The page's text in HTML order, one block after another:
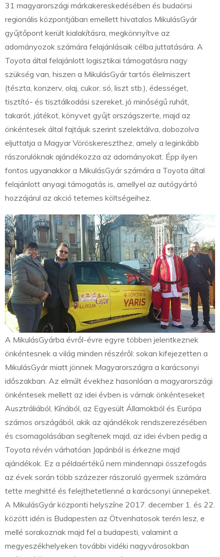
31 magyarországi márkakereskedésében és budaörsi
regionális központjában emellett hivatalos MikulásGyár
gyűjtőpont került kialakításra, megkönnyítve az
adományozok számára felajánlásaik célba juttatására. A
Toyota által felajánlott logisztikai támogatásra nagy
szükség van, hiszen a MikulásGyár tartós élelmiszert
(tészta, konzerv, olaj, cukor, só, liszt stb.), édességet,
tisztító- és tisztálkodási szereket, jó minőségű ruhát,
takarót, játékot, könyvet gyűjt országszerte, majd az
önkéntesek által fajtájuk szerint szelektálva, dobozolva
eljuttatja a Magyar Vöröskereszthez, amely a leginkább
rászorulóknak ajándékozza az adományokat. Épp ilyen
fontos ugyanakkor a MikulásGyár számára a Toyota által
felajánlott anyagi támogatás is, amellyel az autógyártó
hozzájárul az akció tetemes költségeihez.
A MikulásGyárba évről-évre egyre többen jelentkeznek
önkéntesnek a világ minden részéről: sokan kifejezetten a
MikulásGyár miatt jönnek Magyarországra a karácsonyi
időszakban. Az elmúlt évekhez hasonlóan a magyarországi
önkéntesek mellett az idei évben is várnak önkénteseket
Ausztráliából, Kínából, az Egyesült Államokból és Európa
számos országából, akik az ajándékok rendszerezésében
és csomagolásában segítenek majd, az idei évben pedig a
Toyota révén várhatóan Japánból is érkezne majd
ajándékok. Ez a példaértékű nem mindennapi összefogás
az évek során több százezer rászoruló gyermek számára
tette meghitté és felejthetetlenné a karácsonyi ünnepeket.
A MikulásGyár központi helyszíne 2017. december 1. és 22.
között idén is Budapesten az Ötvenhatosok terén lesz, e
mellé sorakoznak majd fel a budapesti, valamint a
megyeszékhelyeken további vidéki nagyvárosokban